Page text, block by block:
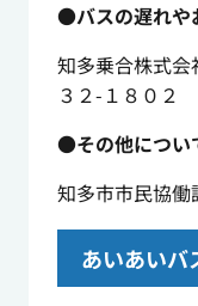
●バスの遅れや
知多乗合株式会
３２-１８０２
●その他につい
知多市市民協働
あいあいバ